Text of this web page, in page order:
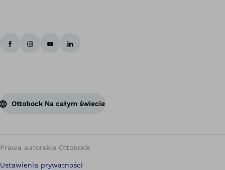
Ottobock Na całym świecie
Prawa autorskie Ottobock
Ustawienia prywatności